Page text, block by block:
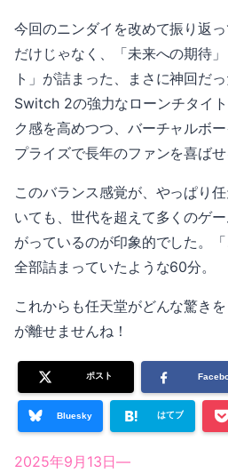
今回のニンダイを改めて振り返
だけじゃなく、「未来への期待
ト」が詰まった、まさに神回だ
Switch 2の強力なローンチタイ
ク感を高めつつ、バーチャルボ
プライズで長年のファンを喜ばせ
このバランス感覚が、やっぱり
いても、世代を超えて多くのゲ
がっているのが印象的でした。
全部詰まっていたような60分。
これからも任天堂がどんな驚き
が離せませんね！
ポスト
Bluesky はてブ
2025年9月13日—